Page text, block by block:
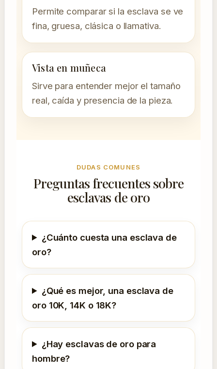
Permite comparar si la esclava se ve
fina, gruesa, clásica o llamativa.
Vista en muñeca
Sirve para entender mejor el tamaño
real, caída y presencia de la pieza.
DUDAS COMUNES
Preguntas frecuentes sobre
esclavas de oro
¿Cuánto cuesta una esclava de
oro?
¿Qué es mejor, una esclava de
oro 10K, 14K o 18K?
¿Hay esclavas de oro para
hombre?